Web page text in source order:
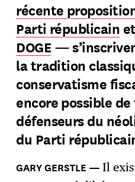
récente
Parti républicain
DOGE —
la tradition
conservatisme
encore possible
défenseurs du
du Parti
Il